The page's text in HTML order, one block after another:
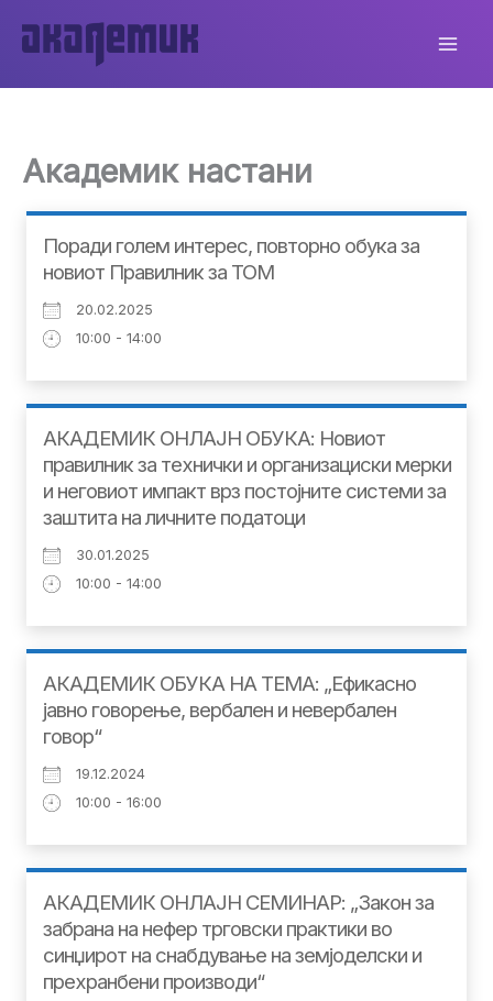
content
Академик настани
Поради голем интерес, повторно обука за
новиот Правилник за ТОМ
20.02.2025
10:00 - 14:00
АКАДЕМИК ОНЛАЈН ОБУКА: Новиот
правилник за технички и организациски мерки
и неговиот импакт врз постојните системи за
заштита на личните податоци
30.01.2025
10:00 - 14:00
АКАДЕМИК ОБУКА НА ТЕМА: „Ефикасно
јавно говорење, вербален и невербален
говор“
19.12.2024
10:00 - 16:00
АКАДЕМИК ОНЛАЈН СЕМИНАР: „Закон за
забрана на нефер трговски практики во
синџирот на снабдување на земјоделски и
прехранбени производи“